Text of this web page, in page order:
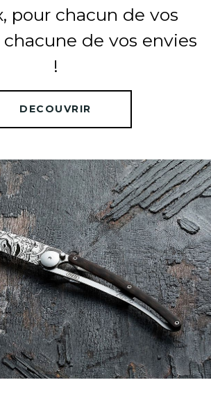
pour chacun de vos
chacune de vos envies
!
DECOUVRIR